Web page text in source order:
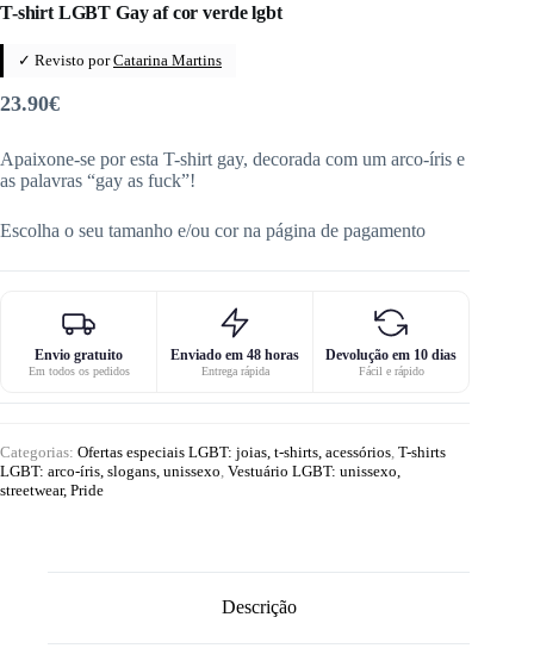
T-shirt LGBT Gay af cor verde lgbt
✓ Revisto porCatarina Martins
23.90€
Apaixone-se por esta T-shirt gay, decorada com um arco-íris e
as palavras “gay as fuck”!
Escolha o seu tamanho e/ou cor na página de pagamento
Envio gratuito
Em todos os pedidos
Enviado em 48 horas
Entrega rápida
Devolução em 10 dias
Fácil e rápido
Categorias: Ofertas especiais LGBT: joias, t-shirts, acessórios T-shirts
LGBT: arco-íris, slogans, unissexo Vestuário LGBT: unissexo,
streetwear, Pride
Descrição